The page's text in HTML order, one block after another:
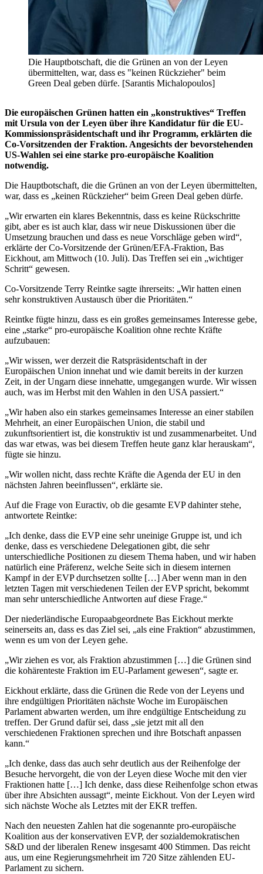
Die Hauptbotschaft, die die Grünen an von der Leyen
übermittelten, war, dass es "keinen Rückzieher" beim
Green Deal geben dürfe. [Sarantis Michalopoulos]
Die europäischen Grünen hatten ein „konstruktives“ Treffen
mit Ursula von der Leyen über ihre Kandidatur für die EU-
Kommissionspräsidentschaft und ihr Programm, erklärten die
Co-Vorsitzenden der Fraktion. Angesichts der bevorstehenden
US-Wahlen sei eine starke pro-europäische Koalition
notwendig.
Die Hauptbotschaft, die die Grünen an von der Leyen übermittelten,
war, dass es „keinen Rückzieher“ beim Green Deal geben dürfe.
„Wir erwarten ein klares Bekenntnis, dass es keine Rückschritte
gibt, aber es ist auch klar, dass wir neue Diskussionen über die
Umsetzung brauchen und dass es neue Vorschläge geben wird“,
erklärte der Co-Vorsitzende der Grünen/EFA-Fraktion, Bas
Eickhout, am Mittwoch (10. Juli). Das Treffen sei ein „wichtiger
Schritt“ gewesen.
Co-Vorsitzende Terry Reintke sagte ihrerseits: „Wir hatten einen
sehr konstruktiven Austausch über die Prioritäten.“
Reintke fügte hinzu, dass es ein großes gemeinsames Interesse gebe,
eine „starke“ pro-europäische Koalition ohne rechte Kräfte
aufzubauen:
„Wir wissen, wer derzeit die Ratspräsidentschaft in der
Europäischen Union innehat und wie damit bereits in der kurzen
Zeit, in der Ungarn diese innehatte, umgegangen wurde. Wir wissen
auch, was im Herbst mit den Wahlen in den USA passiert.“
„Wir haben also ein starkes gemeinsames Interesse an einer stabilen
Mehrheit, an einer Europäischen Union, die stabil und
zukunftsorientiert ist, die konstruktiv ist und zusammenarbeitet. Und
das war etwas, was bei diesem Treffen heute ganz klar herauskam“,
fügte sie hinzu.
„Wir wollen nicht, dass rechte Kräfte die Agenda der EU in den
nächsten Jahren beeinflussen“, erklärte sie.
Auf die Frage von Euractiv, ob die gesamte EVP dahinter stehe,
antwortete Reintke:
„Ich denke, dass die EVP eine sehr uneinige Gruppe ist, und ich
denke, dass es verschiedene Delegationen gibt, die sehr
unterschiedliche Positionen zu diesem Thema haben, und wir haben
natürlich eine Präferenz, welche Seite sich in diesem internen
Kampf in der EVP durchsetzen sollte […] Aber wenn man in den
letzten Tagen mit verschiedenen Teilen der EVP spricht, bekommt
man sehr unterschiedliche Antworten auf diese Frage.“
Der niederländische Europaabgeordnete Bas Eickhout merkte
seinerseits an, dass es das Ziel sei, „als eine Fraktion“ abzustimmen,
wenn es um von der Leyen gehe.
„Wir ziehen es vor, als Fraktion abzustimmen […] die Grünen sind
die kohärenteste Fraktion im EU-Parlament gewesen“, sagte er.
Eickhout erklärte, dass die Grünen die Rede von der Leyens und
ihre endgültigen Prioritäten nächste Woche im Europäischen
Parlament abwarten werden, um ihre endgültige Entscheidung zu
treffen. Der Grund dafür sei, dass „sie jetzt mit all den
verschiedenen Fraktionen sprechen und ihre Botschaft anpassen
kann.“
„Ich denke, dass das auch sehr deutlich aus der Reihenfolge der
Besuche hervorgeht, die von der Leyen diese Woche mit den vier
Fraktionen hatte […] Ich denke, dass diese Reihenfolge schon etwas
über ihre Absichten aussagt“, meinte Eickhout. Von der Leyen wird
sich nächste Woche als Letztes mit der EKR treffen.
Nach den neuesten Zahlen hat die sogenannte pro-europäische
Koalition aus der konservativen EVP, der sozialdemokratischen
S&D und der liberalen Renew insgesamt 400 Stimmen. Das reicht
aus, um eine Regierungsmehrheit im 720 Sitze zählenden EU-
Parlament zu sichern.